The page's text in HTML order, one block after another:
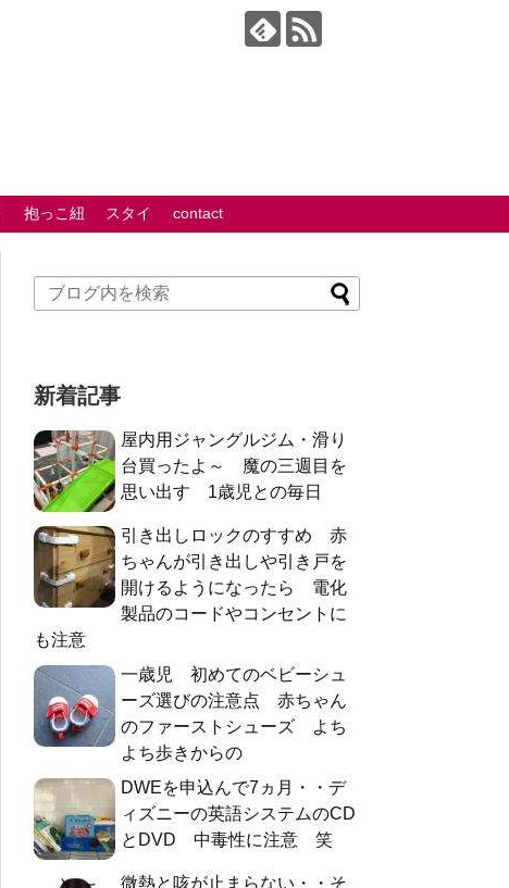
抱っこ紐 スタイ contact
新着記事
屋内用ジャングルジム・滑り
台買ったよ～ 魔の三週目を
思い出す 1歳児との毎日
引き出しロックのすすめ 赤
ちゃんが引き出しや引き戸を
開けるようになったら 電化
製品のコードやコンセントに
も注意
一歳児 初めてのベビーシュ
ーズ選びの注意点 赤ちゃん
のファーストシューズ よち
よち歩きからの
DWEを申込んで7ヵ月・・デ
ィズニーの英語システムのCD
とDVD 中毒性に注意 笑
微熱と咳が止まらない・・そ